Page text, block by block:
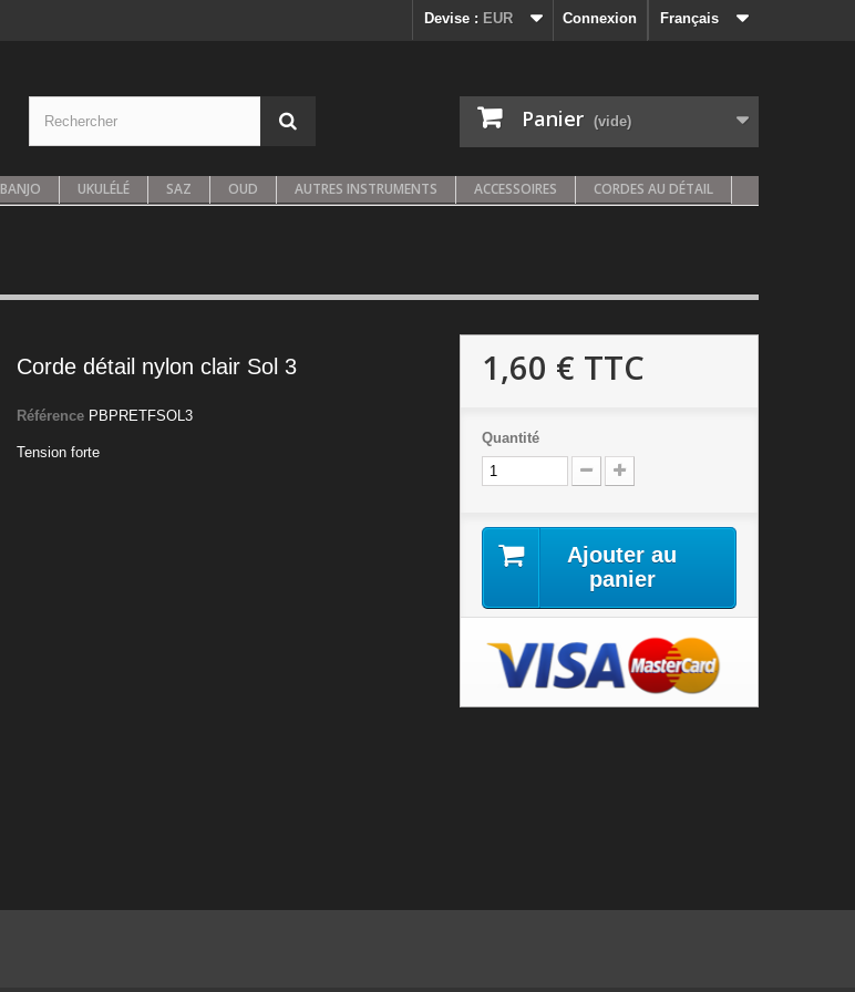
Français
Connexion
Devise : EUR
Panier (vide)
BANJO UKULÉLÉ SAZ OUD AUTRES INSTRUMENTS ACCESSOIRES CORDES AU DÉTAIL
Corde détail nylon clair Sol 3
Référence PBPRETFSOL3
Tension forte
1,60 € TTC
Quantité
Ajouter au
panier